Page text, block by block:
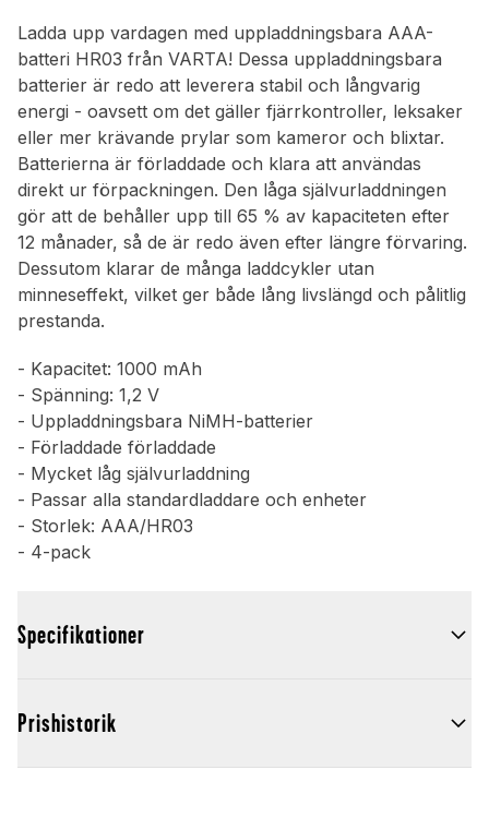
Ladda upp vardagen med uppladdningsbara AAA-
batteri HR03 från VARTA! Dessa uppladdningsbara
batterier är redo att leverera stabil och långvarig
energi - oavsett om det gäller fjärrkontroller, leksaker
eller mer krävande prylar som kameror och blixtar.
Batterierna är förladdade och klara att användas
direkt ur förpackningen. Den låga självurladdningen
gör att de behåller upp till 65 % av kapaciteten efter
12 månader, så de är redo även efter längre förvaring.
Dessutom klarar de många laddcykler utan
minneseffekt, vilket ger både lång livslängd och pålitlig
prestanda.
- Kapacitet: 1000 mAh
- Spänning: 1,2 V
- Uppladdningsbara NiMH-batterier
- Förladdade förladdade
- Mycket låg självurladdning
- Passar alla standardladdare och enheter
- Storlek: AAA/HR03
- 4-pack
Specifikationer
Prishistorik